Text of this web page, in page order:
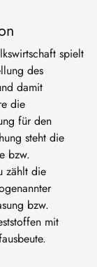
spielt
des
damit
die
für den
steht die
bzw.
zählt die
bzw.
mit